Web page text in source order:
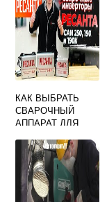
КАК ВЫБРАТЬ
СВАРОЧНЫЙ
АППАРАТ ДЛЯ
ВОЛЬТ
ИНВЕРТОРНЫЙ
РЕСАНТА